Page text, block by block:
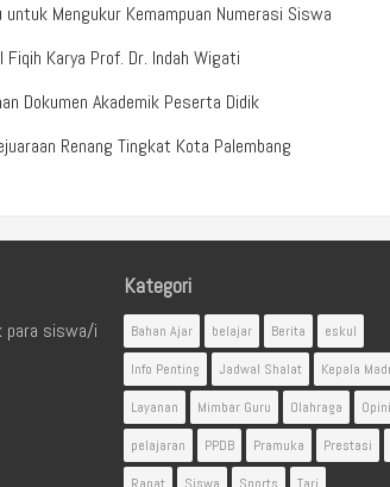
Mengukur Kemampuan Numerasi Siswa
Karya Prof. Dr. Indah Wigati
Dokumen Akademik Peserta Didik
Renang Tingkat Kota Palembang
para siswa/i
Kategori
Bahan Ajar belajar Berita
eskul
Info Penting
Jadwal Shalat
Kepala
Layanan
Mimbar Guru Olahraga
Opini
pelajaran
PPDB Pramuka Prestasi